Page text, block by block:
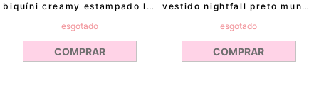
biquíni creamy estampado la isla mundo lolita
esgotado
COMPRAR
vestido nightfall preto mundo lolita
esgotado
COMPRAR